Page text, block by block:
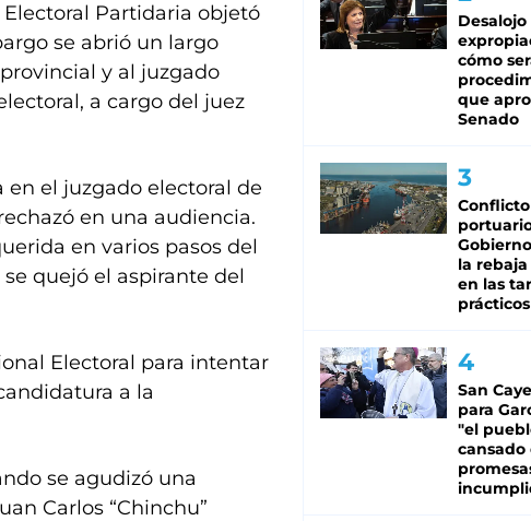
Partidaria objetó
se abrió un largo
y al juzgado
a cargo del juez
el juzgado electoral de
en una audiencia.
en varios pasos del
quejó el aspirante del
Electoral para intentar
a la
se agudizó una
Carlos “Chinchu”
cómo
que
Senado
Conflicto
la rebaja
en las
prácticos
San
para
"el
cansado